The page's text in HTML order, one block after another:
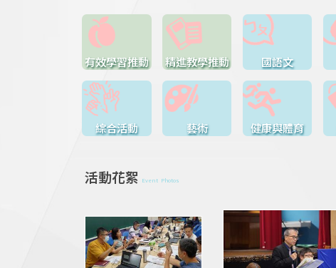
有效學習推動 精進教學推動 國語文
綜合活動 藝術 健康與體育
活動花絮 Event Photos